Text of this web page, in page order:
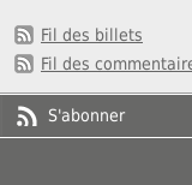
Fil des billets
Fil des
S'abonner